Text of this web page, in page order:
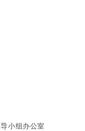
小组办公室